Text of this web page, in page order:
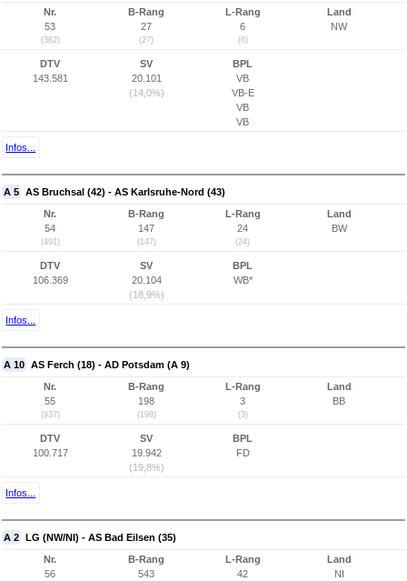
Nr.
53
(362)
B-Rang
27
(27)
L-Rang
6
(6)
Land
NW
DTV
143.581
SV
20.101
(14,0%)
BPL
VB
VB-E
VB
VB
Infos...
A 5 AS Bruchsal (42) - AS Karlsruhe-Nord (43)
Nr.
54
(491)
B-Rang
147
(147)
L-Rang
24
(24)
Land
BW
DTV
106.369
SV
20.104
(18,9%)
BPL
WB*
Infos...
A 10 AS Ferch (18) - AD Potsdam (A 9)
Nr.
55
(937)
B-Rang
198
(198)
L-Rang
3
(3)
Land
BB
DTV
100.717
SV
19.942
(19,8%)
BPL
FD
Infos...
A 2 LG (NW/NI) - AS Bad Eilsen (35)
Nr.
56
B-Rang
543
L-Rang
42
Land
NI